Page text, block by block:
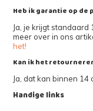
Heb ik garantie op de
Ja, je krijgt
meer over in ons
het!
Kan ik het
Ja, dat kan binnen 14
Handige links